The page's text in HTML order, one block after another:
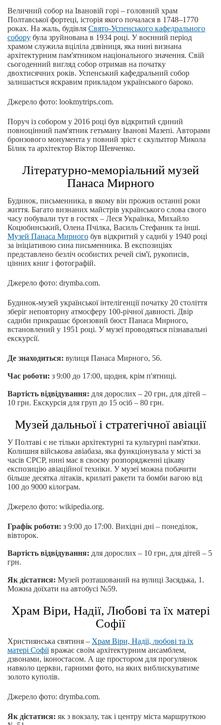
Величний собор на Івановій горі – головний храм
Полтавської фортеці, історія якого почалася в 1748–1770
роках. На жаль, будівля Свято-Успенського кафедрального
собору була зруйнована в 1934 році. У воєнний період
храмом служила вціліла дзвіниця, яка нині визнана
архітектурним пам'ятником національного значення. Свій
сьогоденний вигляд собор отримав на початку
двохтисячних років. Успенський кафедральний собор
залишається яскравим прикладом українського бароко.
Джерело фото: lookmytrips.com.
Поруч із собором у 2016 році був відкритий єдиний
повноцінний пам'ятник гетьману Іванові Мазепі. Авторами
бронзового монумента у повний зріст є скульптор Микола
Білик та архітектор Віктор Шевченко.
Літературно-меморіальний музей
Панаса Мирного
Будинок, письменника, в якому він прожив останні роки
життя. Багато визнаних майстрів українського слова свого
часу побували тут в гостях – Леся Українка, Михайло
Коцюбинський, Олена Пчілка, Василь Стефаник та інші.
Музей Панаса Мирного був відкритий у садибі у 1940 році
за ініціативою сина письменника. В експозиціях
представлено безліч особистих речей сім'ї, рукописів,
цінних книг і фотографій.
Джерело фото: drymba.com.
Будинок-музей української інтелігенції початку 20 століття
зберіг неповторну атмосферу 100-річної давності. Двір
садиби прикрашає бронзовий бюст Панаса Мирного,
встановлений у 1951 році. У музеї проводяться пізнавальні
екскурсії.
Де знаходиться: вулиця Панаса Мирного, 56.
Час роботи: з 9:00 до 17:00, щодня, крім п'ятниці.
Вартість відвідування: для дорослих – 20 грн, для дітей –
10 грн. Екскурсія для груп до 15 осіб – 80 грн.
Музей дальньої і стратегічної авіації
У Полтаві є не тільки архітектурні та культурні пам'ятки.
Колишня військова авіабаза, яка функціонувала у місті за
часів СРСР, нині має в своєму розпорядженні цікаву
експозицію авіаційної техніки. У музеї можна побачити
більше десятка літаків, крилаті ракети та бомби вагою від
100 до 9000 кілограм.
Джерело фото: wikipedia.org.
Графік роботи: з 9:00 до 17:00. Вихідні дні – понеділок,
вівторок.
Вартість відвідування: для дорослих – 10 грн, для дітей – 5
грн.
Як дістатися: Музей розташований на вулиці Засядька, 1.
Можна доїхати на автобусі №59.
Храм Віри, Надії, Любові та їх матері
Софії
Християнська святиня – Храм Віри, Надії, любові та їх
матері Софіївражає своїм архітектурним ансамблем,
дзвонами, іконостасом. А ще простором для прогулянок
навколо церкви, гарними фото, на яких виблискуватиме
золото куполів.
Джерело фото: drymba.com.
Як дістатися: як з вокзалу, так і центру міста маршруткою